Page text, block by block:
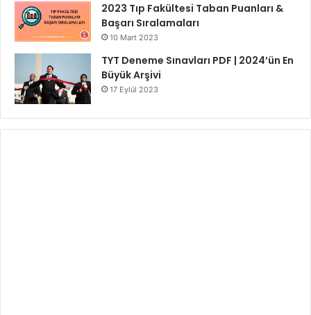
2023 Tıp Fakültesi Taban Puanları &
Başarı Sıralamaları
10 Mart 2023
TYT Deneme Sınavları PDF | 2024’ün En
Büyük Arşivi
17 Eylül 2023